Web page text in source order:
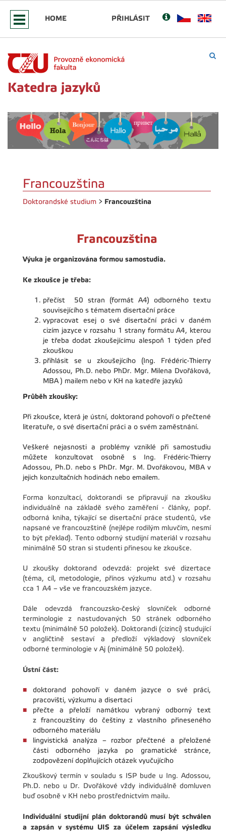
HOME PŘIHLÁSIT
Katedra jazyků
Francouzština
Doktorandské studium > Francouzština
Francouzština
Výuka je organizována formou samostudia.
Ke zkoušce je třeba:
přečíst 50 stran (formát A4) odborného textu
souvisejícího s tématem disertační práce
vypracovat esej o své disertační práci v daném
cizím jazyce v rozsahu 1 strany formátu A4, kterou
je třeba dodat zkoušejícímu alespoň 1 týden před
zkouškou
přihlásit se u zkoušejícího (Ing. Frédéric-Thierry
Adossou, Ph.D. nebo PhDr. Mgr. Milena Dvořáková,
MBA ) mailem nebo v KH na katedře jazyků
Průběh zkoušky:
Při zkoušce, která je ústní, doktorand pohovoří o přečtené
literatuře, o své disertační práci a o svém zaměstnání.
Veškeré nejasnosti a problémy vzniklé při samostudiu
můžete konzultovat osobně s Ing. Frédéric-Thierry
Adossou, Ph.D. nebo s PhDr. Mgr. M. Dvořákovou, MBA v
jejich konzultačních hodinách nebo emailem.
Forma konzultací, doktorandi se připravují na zkoušku
individuálně na základě svého zaměření - články, popř.
odborná kniha, týkající se disertační práce studentů, vše
napsané ve francouzštině (nejlépe rodilým mluvčím, nesmí
to být překlad). Tento odborný studijní materiál v rozsahu
minimálně 50 stran si studenti přinesou ke zkoušce.
U zkoušky doktorand odevzdá: projekt své dizertace
(téma, cíl, metodologie, přínos výzkumu atd.) v rozsahu
cca 1 A4 – vše ve francouzském jazyce.
Dále odevzdá francouzsko-český slovníček odborné
terminologie z nastudovaných 50 stránek odborného
textu (minimálně 50 položek). Doktorandi (cizinci) studující
v angličtině sestaví a předloží výkladový slovníček
odborné terminologie v Aj (minimálně 50 položek).
Ústní část:
doktorand pohovoří v daném jazyce o své práci,
pracovišti, výzkumu a disertaci
přečte a přeloží namátkou vybraný odborný text
z francouzštiny do češtiny z vlastního přineseného
odborného materiálu
lingvistická analýza – rozbor přečtené a přeložené
části odborného jazyka po gramatické stránce,
zodpovězení doplňujících otázek vyučujícího
Zkouškový termín v souladu s ISP bude u Ing. Adossou,
Ph.D. nebo u Dr. Dvořákové vždy individuálně domluven
buď osobně v KH nebo prostřednictvím mailu.
Individuální studijní plán doktorandů musí být schválen
a zapsán v systému UIS za účelem zapsání výsledku